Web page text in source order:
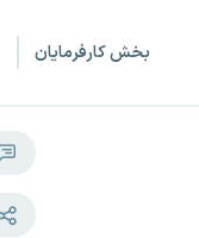
بخش کارفرمایان